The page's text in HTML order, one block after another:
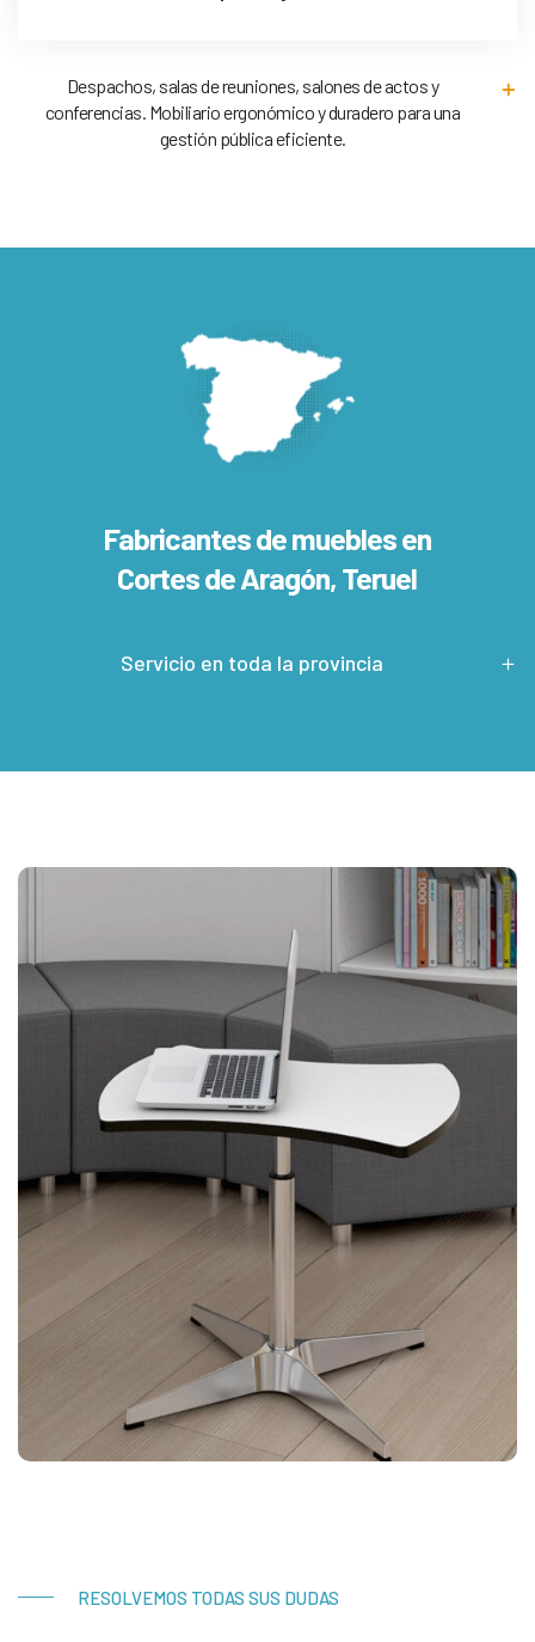
Despachos, salas de reuniones, salones de actos y
conferencias. Mobiliario ergonómico y duradero para una
gestión pública eficiente.
Fabricantes de muebles en
Cortes de Aragón, Teruel
Servicio en toda la provincia
RESOLVEMOS TODAS SUS DUDAS